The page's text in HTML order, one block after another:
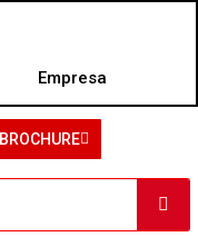
Empresa
BROCHURE